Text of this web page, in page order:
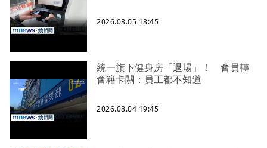
2026.08.05 18:45
統一旗下健身房「退場」！ 會員轉
會籍卡關：員工都不知道
2026.08.04 19:45